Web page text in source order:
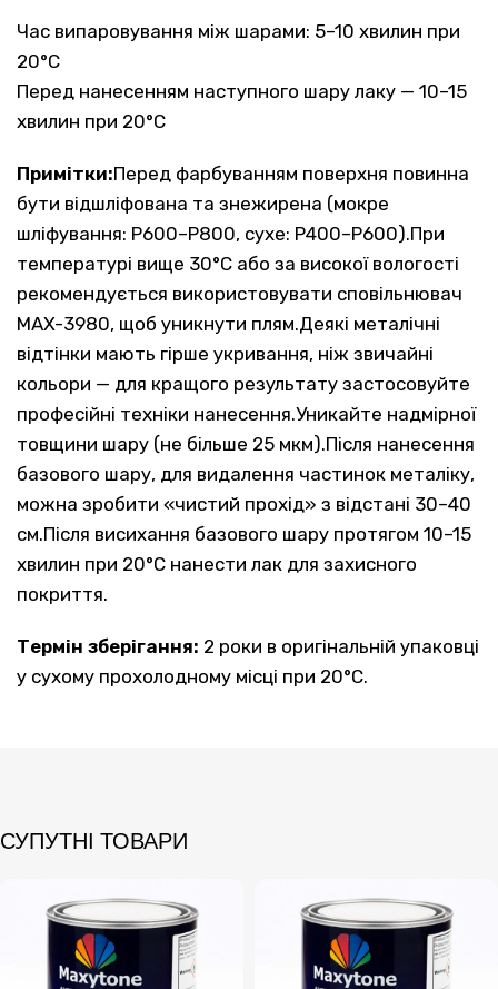
Час випаровування між шарами: 5–10 хвилин при
20°C
Перед нанесенням наступного шару лаку — 10–15
хвилин при 20°C
Примітки:Перед фарбуванням поверхня повинна
бути відшліфована та знежирена (мокре
шліфування: P600–P800, сухе: P400–P600).При
температурі вище 30°C або за високої вологості
рекомендується використовувати сповільнювач
MAX-3980, щоб уникнути плям.Деякі металічні
відтінки мають гірше укривання, ніж звичайні
кольори — для кращого результату застосовуйте
професійні техніки нанесення.Уникайте надмірної
товщини шару (не більше 25 мкм).Після нанесення
базового шару, для видалення частинок металіку,
можна зробити «чистий прохід» з відстані 30–40
см.Після висихання базового шару протягом 10–15
хвилин при 20°C нанести лак для захисного
покриття.
Термін зберігання: 2 роки в оригінальній упаковці
у сухому прохолодному місці при 20°C.
СУПУТНІ ТОВАРИ